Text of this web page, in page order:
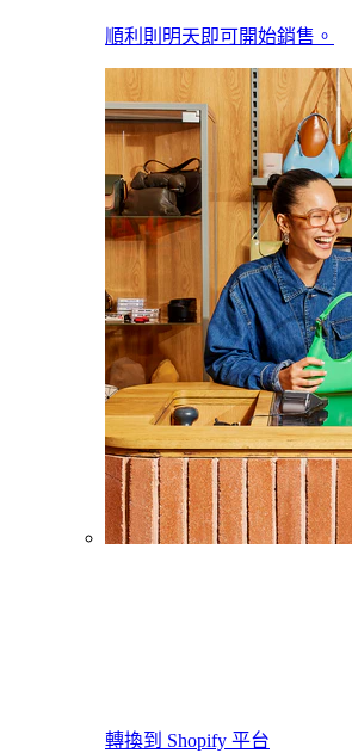
順利則明天即可開始銷售。
轉換到 Shopify 平台